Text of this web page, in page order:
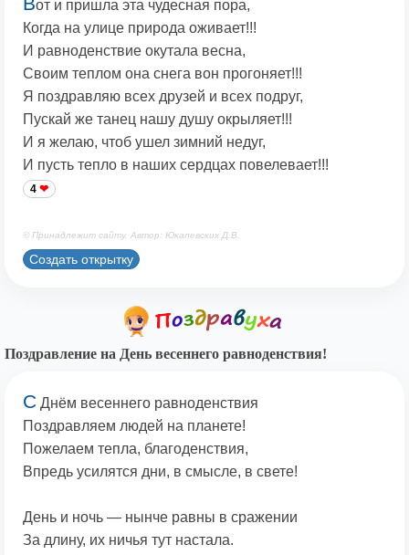
от и пришла эта чудесная пора,
Когда на улице природа оживает!!!
И равноденствие окутала весна,
Своим теплом она снега вон прогоняет!!!
Я поздравляю всех друзей и всех подруг,
Пускай же танец нашу душу окрыляет!!!
И я желаю, чтоб ушел зимний недуг,
И пусть тепло в наших сердцах повелевает!!!
4
© Принадлежит сайту. Автор: Юкалевских Д.В.
Создать открытку
Поздравление на День весеннего равноденствия!
С Днём весеннего равноденствия
Поздравляем людей на планете!
Пожелаем тепла, благоденствия,
Впредь усилятся дни, в смысле, в свете!
День и ночь — нынче равны в сражении
За длину, их ничья тут настала.